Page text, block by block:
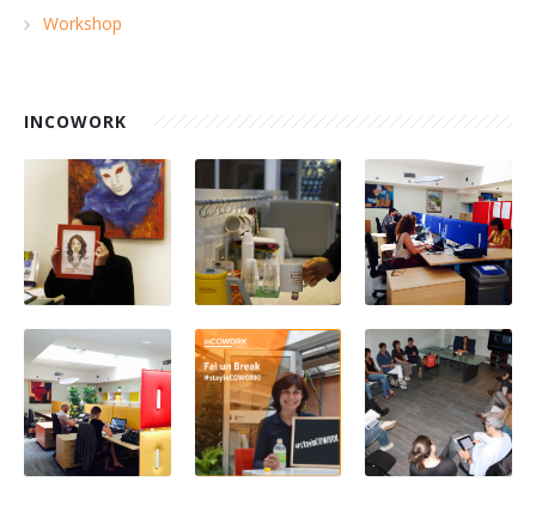
Workshop
INCOWORK